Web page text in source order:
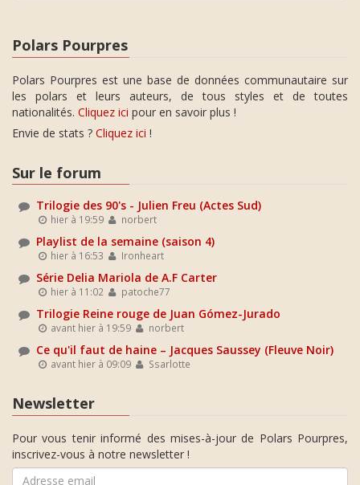
Polars Pourpres
Polars Pourpres est une base de données communautaire sur
les polars et leurs auteurs, de tous styles et de toutes
nationalités. Cliquez ici pour en savoir plus !
Envie de stats ? Cliquez ici !
Sur le forum
Trilogie des 90's - Julien Freu (Actes Sud)
hier à 19:59 norbert
Playlist de la semaine (saison 4)
hier à 16:53 Ironheart
Série Delia Mariola de A.F Carter
hier à 11:02 patoche77
Trilogie Reine rouge de Juan Gómez-Jurado
avant hier à 19:59 norbert
Ce qu'il faut de haine – Jacques Saussey (Fleuve Noir)
avant hier à 09:09 Ssarlotte
Newsletter
Pour vous tenir informé des mises-à-jour de Polars Pourpres,
inscrivez-vous à notre newsletter !